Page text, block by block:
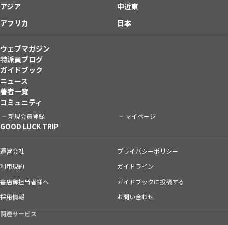
アジア
中近東
アフリカ
日本
ウェブマガジン
特派員ブログ
ガイドブック
ニュース
著者一覧
コミュニティ
新規会員登録 マイページ
GOOD LUCK TRIP
運営会社
プライバシーポリシー
利用規約
ガイドライン
書店御担当者様へ
ガイドブックに投稿する
採用情報
お問い合わせ
関連サービス